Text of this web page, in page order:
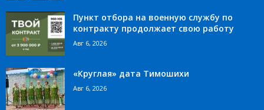
Пункт отбора на военную службу по
контракту продолжает свою работу
Авг 6, 2026
«Круглая» дата Тимошихи
Авг 6, 2026